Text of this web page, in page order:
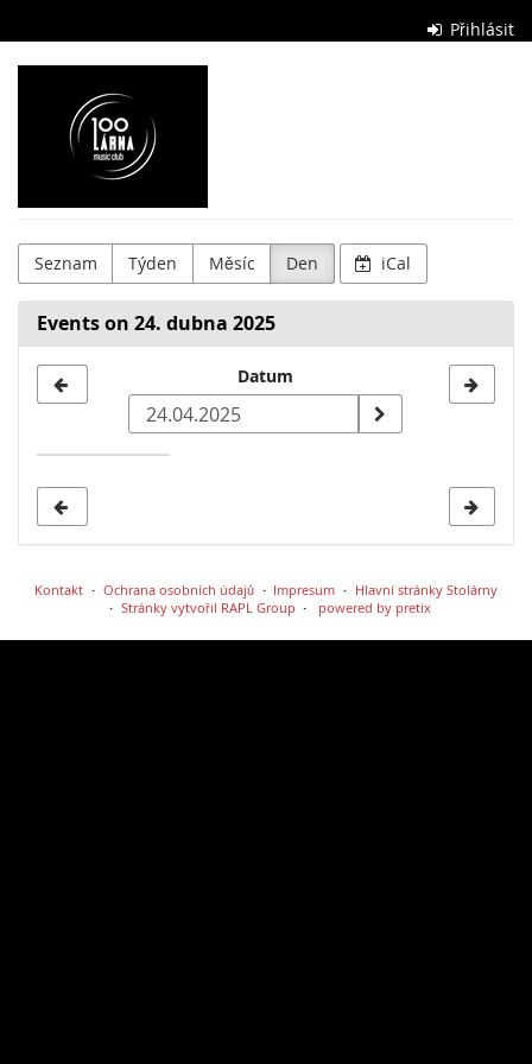
main
content
Přihlásit
Stolárna
Club
Seznam Týden Měsíc Den iCal
Events on 24. dubna 2025
date
Datum
Kontakt Ochrana osobních údajů Impresum
Hlavní stránky Stolárny
Stránky vytvořil RAPL Group
powered by pretix